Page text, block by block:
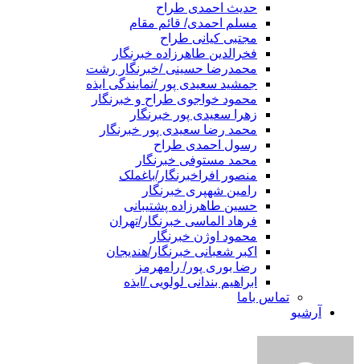
حدیث احمدی طراح
مسلم احمدی/ قائم مقام
مجتبی کیانی طراح
فخرالدین طاهرزاده خبرنگار
محمدرضا حسینی /خبرنگار رشت
جمشید سعیدی پور /نمایندگی ایذه
محمود خواجوی طراح و خبرنگار
زهرا سعیدی پور خبرنگار
محمد رضا سعیدی پور خبرنگار
رسول احمدی طراح
محمد مستوفی خبرنگار
منصور افراخبرنگار/باغملک
رامین شهپری خبرنگار
حسین طاهرزاده پشتیبانی
فرهاد الماسی خبرنگار/تهران
محمود اوژن خبرنگار
اکبر شعبانی خبرنگار/هندیجان
رضا بوری پور/ رامهرمز
ابراهیم بندانی لولویی /ایذه
تماس باما
آرشیو